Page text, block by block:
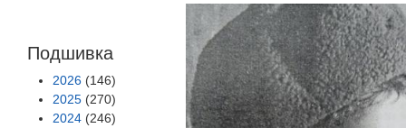
Подшивка
2026 (146)
2025 (270)
2024 (246)